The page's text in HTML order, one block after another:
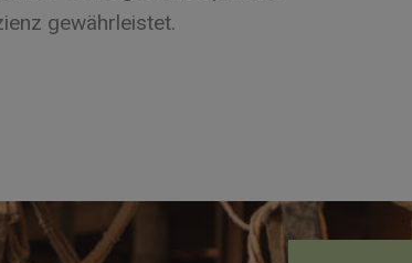
gewährleistet.